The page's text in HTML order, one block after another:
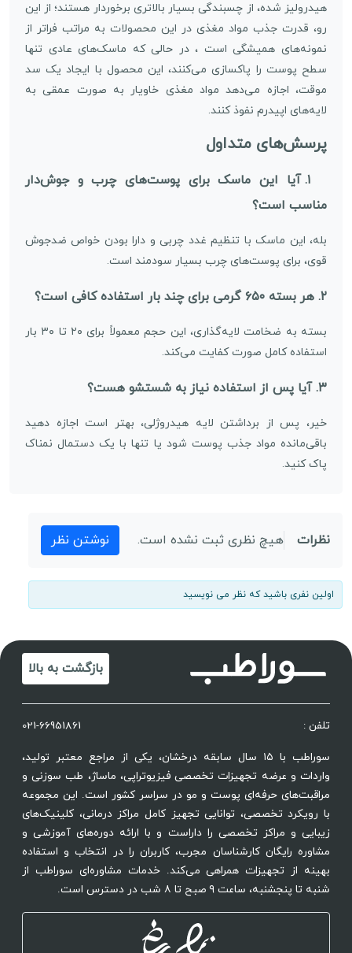
هیدرولیز شده، از چسبندگی بسیار بالاتری برخوردار هستند؛ از این
رو، قدرت جذب مواد مغذی در این محصولات به مراتب فراتر از
نمونه‌های همیشگی است ، در حالی که ماسک‌های عادی تنها
سطح پوست را پاکسازی می‌کنند، این محصول با ایجاد یک سد
موقت، اجازه می‌دهد مواد مغذی خاویار به صورت عمقی به
لایه‌های اپیدرم نفوذ کنند.
پرسش‌های متداول
۱. آیا این ماسک برای پوست‌های چرب و جوش‌دار
مناسب است؟
بله، این ماسک با تنظیم غدد چربی و دارا بودن خواص ضدجوش
قوی، برای پوست‌های چرب بسیار سودمند است.
۲. هر بسته ۶۵۰ گرمی برای چند بار استفاده کافی است؟
بسته به ضخامت لایه‌گذاری، این حجم معمولاً برای ۲۰ تا ۳۰ بار
استفاده کامل صورت کفایت می‌کند.
۳. آیا پس از استفاده نیاز به شستشو هست؟
خیر، پس از برداشتن لایه هیدروژلی، بهتر است اجازه دهید
باقی‌مانده مواد جذب پوست شود یا تنها با یک دستمال نمناک
پاک کنید.
نظرات هیچ نظری ثبت نشده است. نوشتن نظر
اولین نفری باشید که نظر می نویسید
بازگشت به بالا
تلفن : 021-66951861
سوراطب با ۱۵ سال سابقه درخشان، یکی از مراجع معتبر تولید،
واردات و عرضه تجهیزات تخصصی فیزیوتراپی، ماساژ، طب سوزنی و
مراقبت‌های حرفه‌ای پوست و مو در سراسر کشور است. این مجموعه
با رویکرد تخصصی، توانایی تجهیز کامل مراکز درمانی، کلینیک‌های
زیبایی و مراکز تخصصی را داراست و با ارائه دوره‌های آموزشی و
مشاوره رایگان کارشناسان مجرب، کاربران را در انتخاب و استفاده
بهینه از تجهیزات همراهی می‌کند. خدمات مشاوره‌ای سوراطب از
شنبه تا پنجشنبه، ساعت ۹ صبح تا ۸ شب در دسترس است.